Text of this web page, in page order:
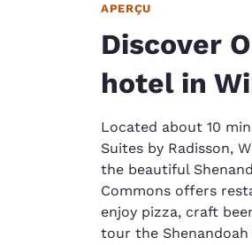
APERÇU
Discover
hotel in
Located about 10
Suites by Radisson,
the beautiful
Commons offers
enjoy pizza, craft
tour the Shenandoah